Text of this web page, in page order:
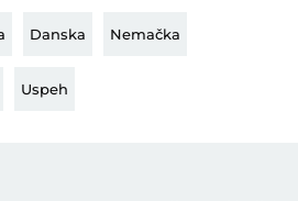
Danska Nemačka
Uspeh